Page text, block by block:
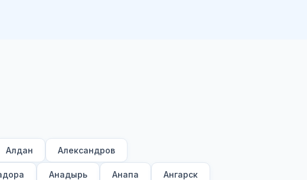
Алдан Александров
Анадырь Анапа Ангарск